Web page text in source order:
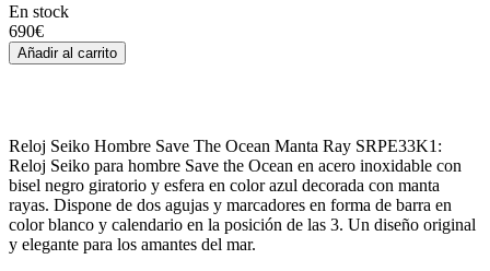
En stock
690€
Añadir al carrito
Reloj Seiko Hombre Save The Ocean Manta Ray SRPE33K1:
Reloj Seiko para hombre Save the Ocean en acero inoxidable con
bisel negro giratorio y esfera en color azul decorada con manta
rayas. Dispone de dos agujas y marcadores en forma de barra en
color blanco y calendario en la posición de las 3. Un diseño original
y elegante para los amantes del mar.